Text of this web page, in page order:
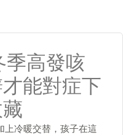
季高發咳
能對症下
上冷暖交替，孩子在這